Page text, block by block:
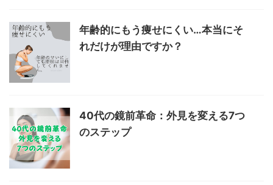
年齢的にもう痩せにくい…本当にそ
れだけが理由ですか？
40代の鏡前革命：外見を変える7つ
のステップ